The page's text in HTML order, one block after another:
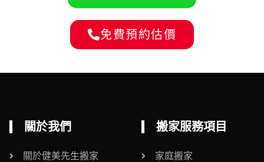
免費預約估價
關於我們
關於健美先生搬家
搬家服務項目
家庭搬家